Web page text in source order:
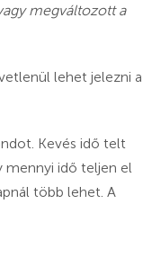
megváltozott a
lehet jelezni a
Kevés idő telt
mennyi idő teljen el
több lehet. A